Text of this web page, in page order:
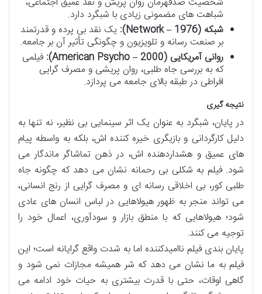
شباهت های مضمونی زیادی با شبگرد دارد.
شبکه (Network – 1976):
یک نقد بی پرده و قدرتمند
بر صنعت رسانه و تلویزیون و چگونگی تأثیر آن بر جامعه.
روانی آمریکایی (American Psycho – 2000):
فیلمی
که به بررسی جاه طلبی، روان پریشی و مصرف گرایی
افراطی در طبقه بالای جامعه می پردازد.
نتیجه گیری
در پایان، شبگرد به عنوان یک اثر سینمایی بی نظیر، نه تنها به
دلیل کارگردانی و بازیگری خیره کننده اش، بلکه به واسطه پیام
های عمیق و هشداردهنده اش، در ذهن تماشاگر ماندگار می
شود. فیلم به شکلی بی رحمانه نشان می دهد که چگونه جاه
طلبی کور، بی اخلاقی رسانه ای و مصرف گرایی از رنج انسانی،
می تواند منجر به ظهور هیولاهایی در لباس انسان های عادی
شود؛ هیولاهایی که با منطق بازار و سودآوری، اعمال خود را
توجیه می کنند.
پایان بندی فیلم ناامیدکننده اما به شدت واقع گرایانه است؛ این
فیلم به ما نشان می دهد که شر همیشه مجازات نمی شود و
گاهی اوقات، حتی با قدرت بیشتری به حیات خود ادامه می